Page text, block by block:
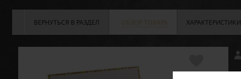
ВЕРНУТЬСЯ В РАЗДЕЛ ОБЗОР ТОВАРА ХАРАКТЕРИСТИКИ